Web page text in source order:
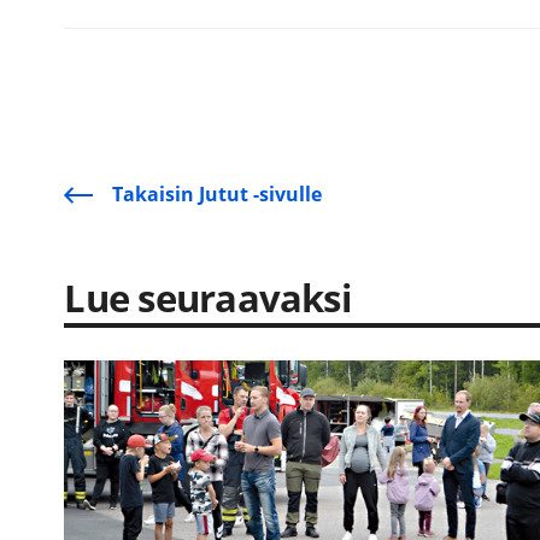
Takaisin Jutut -sivulle
Lue seuraavaksi